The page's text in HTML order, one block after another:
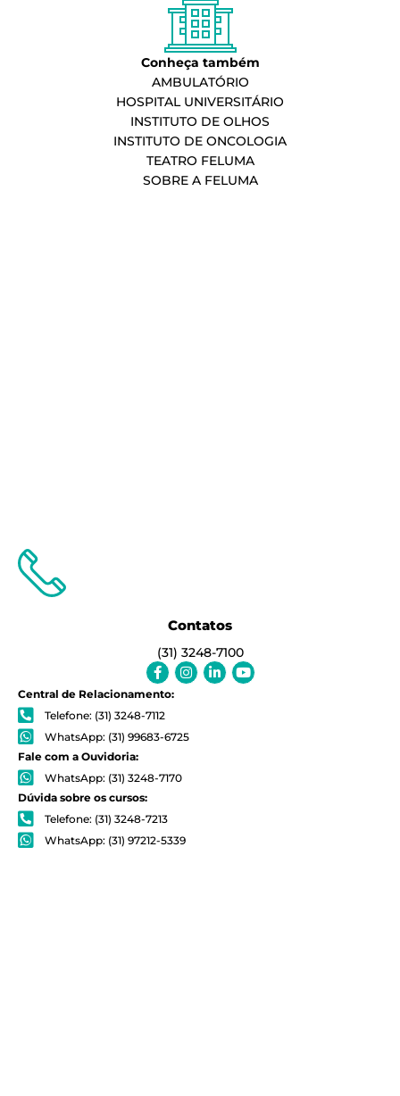
Conheça também
AMBULATÓRIO
HOSPITAL UNIVERSITÁRIO
INSTITUTO DE OLHOS
INSTITUTO DE ONCOLOGIA
TEATRO FELUMA
SOBRE A FELUMA
Contatos
(31) 3248-7100
Facebook-
f
Instagram
Linkedin-
in
Youtube
Central de Relacionamento:
Telefone: (31) 3248-7112
WhatsApp: (31) 99683-6725
Fale com a Ouvidoria:
WhatsApp: (31) 3248-7170
Dúvida sobre os cursos:
Telefone: (31) 3248-7213
WhatsApp: (31) 97212-5339